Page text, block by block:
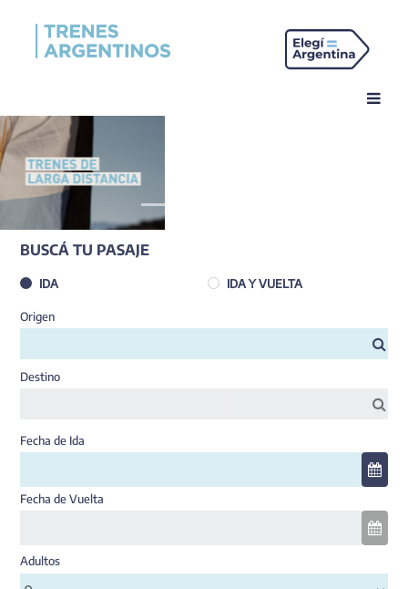
BUSCÁ TU PASAJE
IDA IDA Y VUELTA
Origen
Destino
Fecha de Ida
Fecha de Vuelta
Adultos